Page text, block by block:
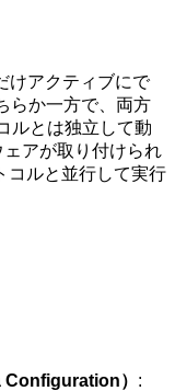
けアクティブにで
らか一方で、両方
ルとは独立して動
アが取り付けられ
コルと並行して実行
） :